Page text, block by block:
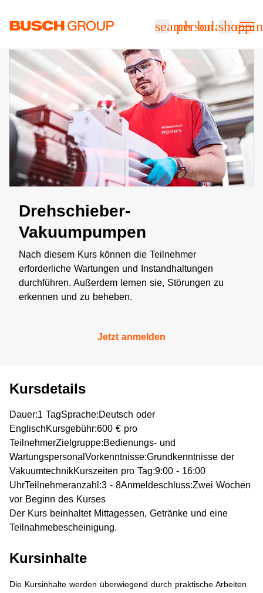
searchpersonbalance
Drehschieber-
Vakuumpumpen
Nach diesem Kurs können die Teilnehmer
erforderliche Wartungen und Instandhaltungen
durchführen. Außerdem lernen sie, Störungen zu
erkennen und zu beheben.
Jetzt anmelden
Kursdetails
Dauer:1 TagSprache:Deutsch oder
EnglischKursgebühr:600 € pro
TeilnehmerZielgruppe:Bedienungs- und
WartungspersonalVorkenntnisse:Grundkenntnisse der
VakuumtechnikKurszeiten pro Tag:9:00 - 16:00
UhrTeilnehmeranzahl:3 - 8Anmeldeschluss:Zwei Wochen
vor Beginn des Kurses
Der Kurs beinhaltet Mittagessen, Getränke und eine
Teilnahmebescheinigung.
Kursinhalte
Die Kursinhalte werden überwiegend durch praktische Arbeiten